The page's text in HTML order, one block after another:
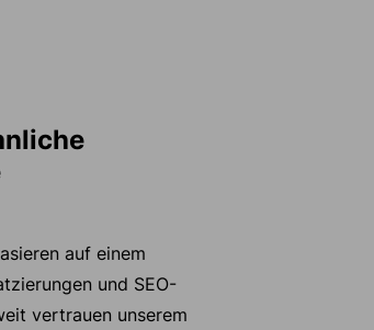
auf einem
und SEO-
vertrauen unserem